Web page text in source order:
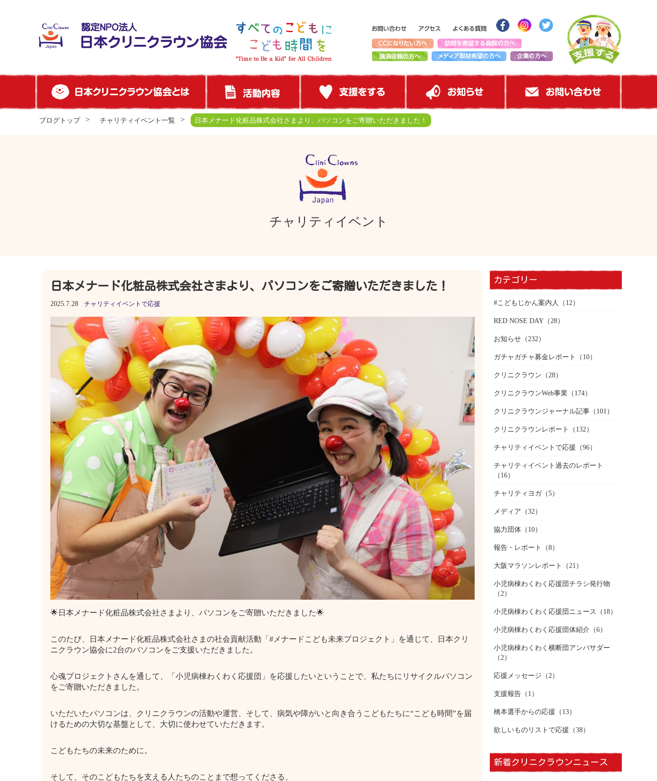
ブログトップ チャリティイベント一覧 日本メナード化粧品株式会社さまより、パソコンをご寄贈いただきました！
チャリティイベント
日本メナード化粧品株式会社さまより、パソコンをご寄贈いただきました！
2025.7.28 チャリティイベントで応援
🌟日本メナード化粧品株式会社さまより、パソコンをご寄贈いただきました🌟
このたび、日本メナード化粧品株式会社さまの社会貢献活動「#メナードこども未来プロジェクト」を通じて、日本クリ
ニクラウン協会に2台のパソコンをご支援いただきました。
心魂プロジェクトさんを通して、「小児病棟わくわく応援団」を応援したいということで、私たちにリサイクルパソコン
をご寄贈いただきました。
いただいたパソコンは、クリニクラウンの活動や運営、そして、病気や障がいと向き合うこどもたちに“こども時間”を届
けるための大切な基盤として、大切に使わせていただきます。
こどもたちの未来のために。
そして、そのこどもたちを支える人たちのことまで想ってくださる、
カテゴリー
#こどもじかん案内人 （12）
RED NOSE DAY （28）
お知らせ （232）
ガチャガチャ募金レポート （10）
クリニクラウン （28）
クリニクラウンWeb事業 （174）
クリニクラウンジャーナル記事 （101）
クリニクラウンレポート （132）
チャリティイベントで応援 （96）
チャリティイベント過去のレポート
（16）
チャリティヨガ（5）
メディア （32）
協力団体 （10）
報告・レポート （8）
大阪マラソンレポート （21）
小児病棟わくわく応援団チラシ発行物
（2）
小児病棟わくわく応援団ニュース （18）
小児病棟わくわく応援団体紹介 （6）
小児病棟わくわく横断団アンバサダー
（2）
応援メッセージ （2）
支援報告 （1）
橋本選手からの応援 （13）
欲しいものリストで応援 （38）
新着クリニクラウンニュース